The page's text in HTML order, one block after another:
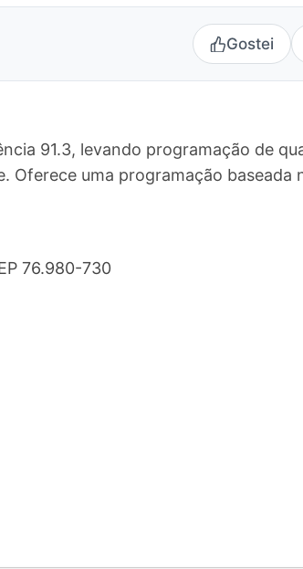
Gostei
91.3, levando programação de
Oferece uma programação baseada
76.980-730